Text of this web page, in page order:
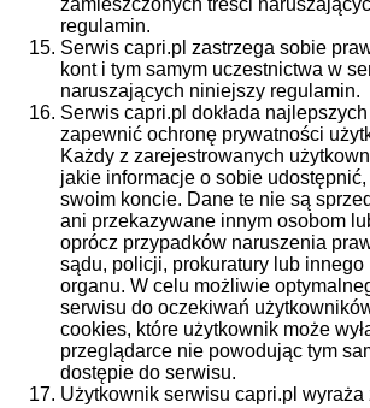
zamieszczonych treści
regulamin.
Serwis capri.pl zastrzega sobie
kont i tym samym uczestnictwa w
naruszających niniejszy regulamin.
Serwis capri.pl dokłada
zapewnić ochronę prywatności
Każdy z zarejestrowanych
jakie informacje o sobie
swoim koncie. Dane te nie są
ani przekazywane innym osobom
oprócz przypadków naruszenia
sądu, policji, prokuratury lub
organu. W celu możliwie
serwisu do oczekiwań
cookies, które użytkownik może
przeglądarce nie powodując tym
dostępie do serwisu.
Użytkownik serwisu capri.pl wyraża